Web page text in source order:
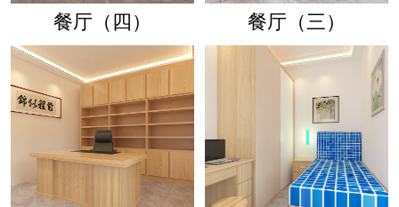
餐厅（四） 餐厅（三）